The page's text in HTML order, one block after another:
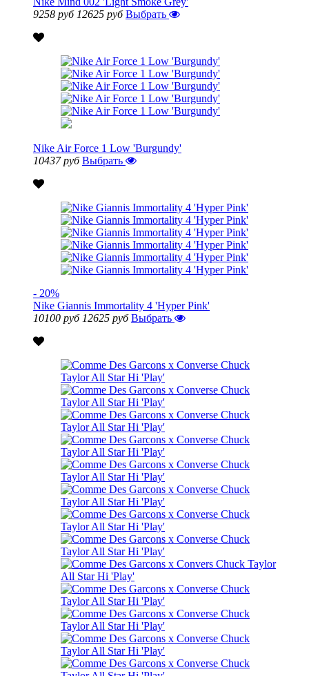
9258 руб 12625 руб Выбрать
Nike Air Force 1 Low 'Burgundy'
10437 руб Выбрать
- 20%
Nike Giannis Immortality 4 'Hyper Pink'
10100 руб 12625 руб Выбрать